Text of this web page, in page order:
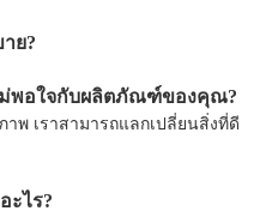
ย?
ม่พอใจกับผลิตภัณฑ์ของคุณ?
พ เราสามารถแลกเปลี่ยนสิ่งที่ดี
ะไร?